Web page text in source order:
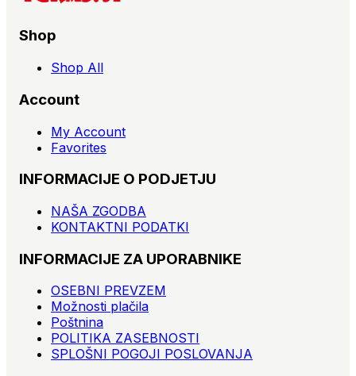
Shop
Shop All
Account
My Account
Favorites
INFORMACIJE O PODJETJU
NAŠA ZGODBA
KONTAKTNI PODATKI
INFORMACIJE ZA UPORABNIKE
OSEBNI PREVZEM
Možnosti plačila
Poštnina
POLITIKA ZASEBNOSTI
SPLOŠNI POGOJI POSLOVANJA